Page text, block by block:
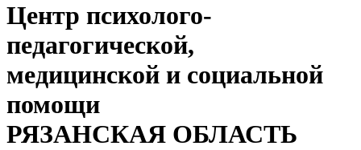
Центр психолого-
педагогической,
медицинской и социальной
помощи
РЯЗАНСКАЯ ОБЛАСТЬ